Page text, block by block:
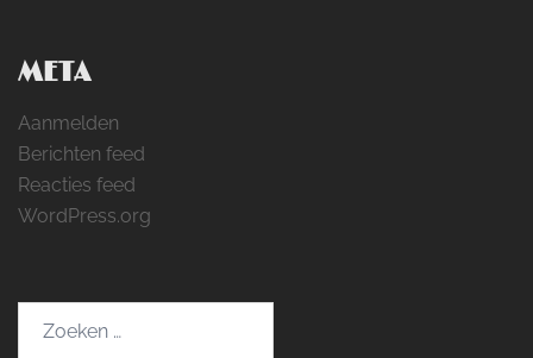
META
Aanmelden
Berichten feed
Reacties feed
WordPress.org